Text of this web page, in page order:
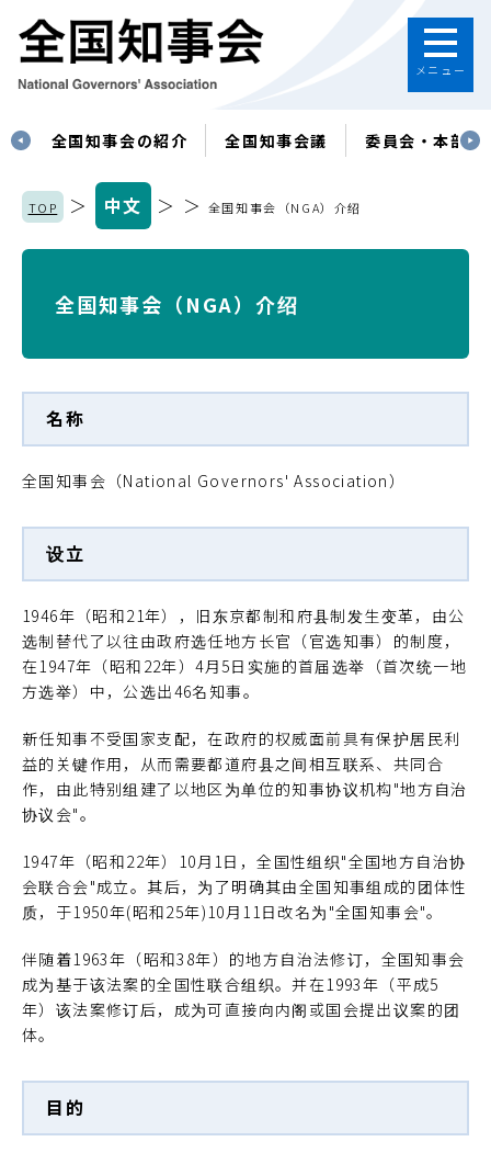
メニュー
全国知事会の紹介 全国知事会議 委員会・本部
TOP ＞ 中文 ＞ ＞ 全国知事会（NGA）介绍
全国知事会（NGA）介绍
名称
全国知事会（National Governors' Association）
设立
1946年（昭和21年），旧东京都制和府县制发生变革，由公
选制替代了以往由政府选任地方长官（官选知事）的制度，
在1947年（昭和22年）4月5日实施的首届选举（首次统一地
方选举）中，公选出46名知事。
新任知事不受国家支配，在政府的权威面前具有保护居民利
益的关键作用，从而需要都道府县之间相互联系、共同合
作，由此特别组建了以地区为单位的知事协议机构"地方自治
协议会"。
1947年（昭和22年）10月1日，全国性组织"全国地方自治协
会联合会"成立。其后，为了明确其由全国知事组成的团体性
质，于1950年(昭和25年)10月11日改名为"全国知事会"。
伴随着1963年（昭和38年）的地方自治法修订，全国知事会
成为基于该法案的全国性联合组织。并在1993年（平成5
年）该法案修订后，成为可直接向内阁或国会提出议案的团
体。
目的